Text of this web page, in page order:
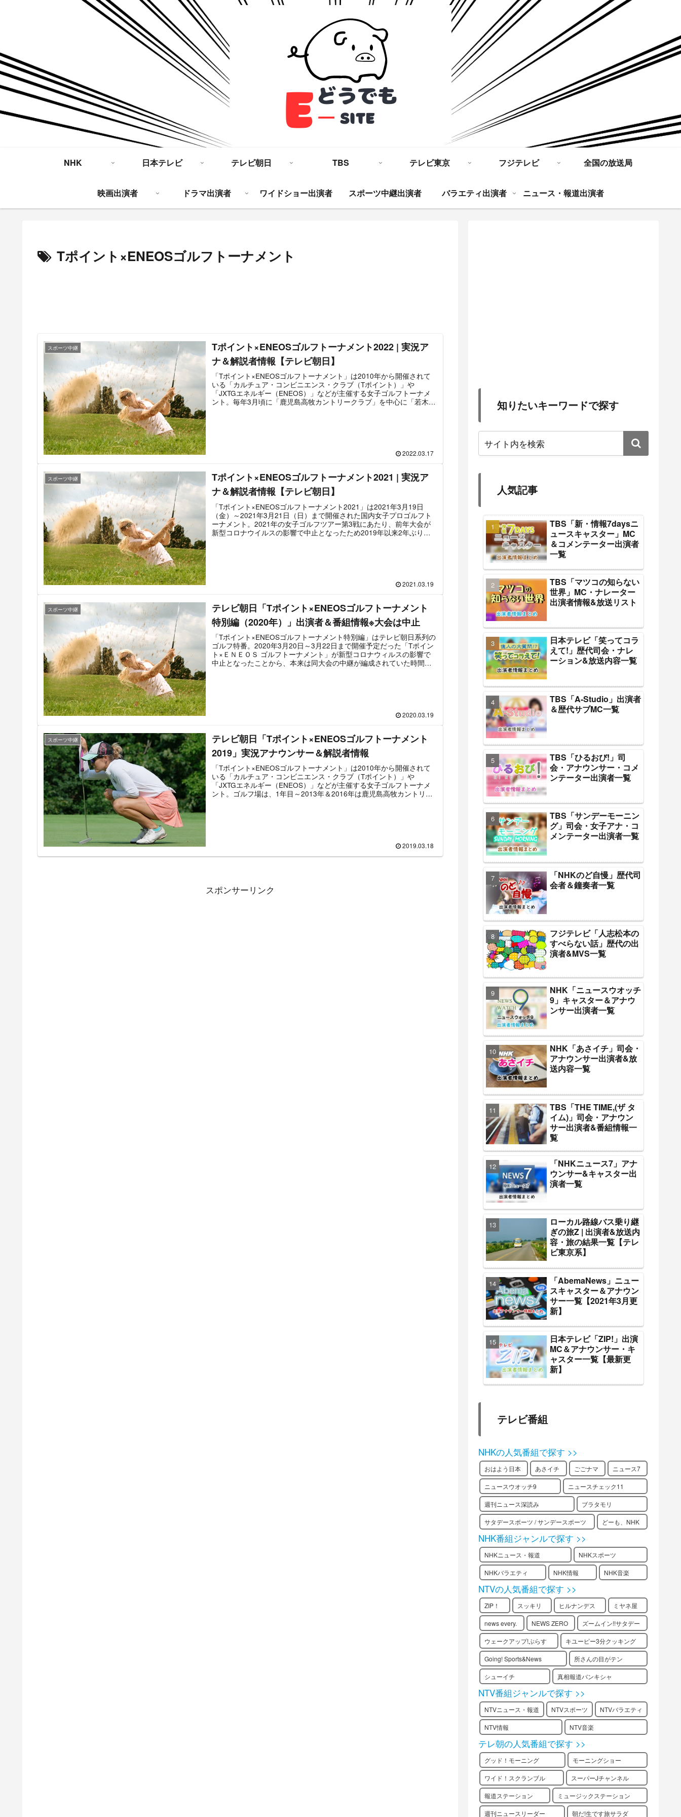
NHK 日本テレビ テレビ朝日 TBS テレビ東京 フジテレビ 全国の放送局
映画出演者 ドラマ出演者 ワイドショー出演者 スポーツ中継出演者 バラエティ出演者 ニュース・報道出演者
Tポイント×ENEOSゴルフトーナメント
スポーツ中継
Tポイント×ENEOSゴルフトーナメント2022 | 実況ア
ナ＆解説者情報【テレビ朝日】
「Tポイント×ENEOSゴルフトーナメント」は2010年から開催されて
いる「カルチュア・コンビニエンス・クラブ（Tポイント）」や
「JXTGエネルギー（ENEOS）」などが主催する女子ゴルフトーナメ
ント。毎年3月頃に「鹿児島高牧カントリークラブ」を中心に「若木ゴ
最新の大会は「Tポイント×ENEOSゴルフトーナメント2022」。2022
稲見萌寧や昨年大会優勝・小祝さくら、勝みなみ、西郷真央ら実力者
が終結した大会となっている。
2022.03.17
スポーツ中継
Tポイント×ENEOSゴルフトーナメント2021 | 実況ア
ナ＆解説者情報【テレビ朝日】
「Tポイント×ENEOSゴルフトーナメント2021」は2021年3月19日
（金）～2021年3月21日（日）まで開催された国内女子プロゴルフト
ーナメント。2021年の女子ゴルフツアー第3戦にあたり、前年大会が
新型コロナウイルスの影響で中止となったため2019年以来2年ぶりに
2021.03.19
スポーツ中継
テレビ朝日「Tポイント×ENEOSゴルフトーナメント
特別編（2020年）」出演者＆番組情報※大会は中止
「Tポイント×ENEOSゴルフトーナメント特別編」はテレビ朝日系列の
ゴルフ特番。2020年3月20日～3月22日まで開催予定だった「Tポイン
ト×ＥＮＥＯＳ ゴルフトーナメント」が新型コロナウィルスの影響で
中止となったことから、本来は同大会の中継が編成されていた時間帯
2020.03.19
スポーツ中継
テレビ朝日「Tポイント×ENEOSゴルフトーナメント
2019」実況アナウンサー＆解説者情報
「Tポイント×ENEOSゴルフトーナメント」は2010年から開催されて
いる「カルチュア・コンビニエンス・クラブ（Tポイント）」や
「JXTGエネルギー（ENEOS）」などが主催する女子ゴルフトーナメ
ント。ゴルフ場は、1年目～2013年＆2016年は鹿児島高牧カントリー
戦であることから高い注目を集める。この記事では2019年3月開催の
「Tポイント×ENEOSゴルフトーナメント」に関するテレビ朝日中継の
2019.03.18
スポンサーリンク
知りたいキーワードで探す
人気記事
TBS「新・情報7daysニ
ュースキャスター」MC
＆コメンテーター出演者
一覧
TBS「マツコの知らない
世界」MC・ナレーター
出演者情報&放送リスト
日本テレビ「笑ってコラ
えて!」歴代司会・ナレ
ーション&放送内容一覧
TBS「A-Studio」出演者
＆歴代サブMC一覧
TBS「ひるおび!」司
会・アナウンサー・コメ
ンテーター出演者一覧
TBS「サンデーモーニン
グ」司会・女子アナ・コ
メンテーター出演者一覧
「NHKのど自慢」歴代司
会者＆鐘奏者一覧
フジテレビ「人志松本の
すべらない話」歴代の出
演者&MVS一覧
NHK「ニュースウオッチ
9」キャスター＆アナウ
ンサー出演者一覧
NHK「あさイチ」司会・
アナウンサー出演者&放
送内容一覧
TBS「THE TIME,(ザ タ
イム)」司会・アナウン
サー出演者&番組情報一
覧
「NHKニュース7」アナ
ウンサー&キャスター出
演者一覧
ローカル路線バス乗り継
ぎの旅Z | 出演者&放送内
容・旅の結果一覧【テレ
ビ東京系】
「AbemaNews」ニュー
スキャスター＆アナウン
サー一覧【2021年3月更
新】
日本テレビ「ZIP!」出演
MC＆アナウンサー・キ
ャスター一覧【最新更
新】
テレビ番組
NHKの人気番組で探す >>
おはよう日本 あさイチ ごごナマ ニュース7
ニュースウオッチ9 ニュースチェック11
週刊ニュース深読み ブラタモリ
サタデースポーツ / サンデースポーツ どーも、NHK
NHK番組ジャンルで探す >>
NHKニュース・報道 NHKスポーツ
NHKバラエティ NHK情報 NHK音楽
NTVの人気番組で探す >>
ZIP！ スッキリ ヒルナンデス ミヤネ屋
news every. NEWS ZERO ズームイン!!サタデー
ウェークアップ!ぷらす キユーピー3分クッキング
Going! Sports&News 所さんの目がテン
シューイチ 真相報道バンキシャ
NTV番組ジャンルで探す >>
NTVニュース・報道 NTVスポーツ NTVバラエティ
NTV情報 NTV音楽
テレ朝の人気番組で探す >>
グッド！モーニング モーニングショー
ワイド！スクランブル スーパーJチャンネル
報道ステーション ミュージックステーション
週刊ニュースリーダー 朝だ!生です旅サラダ